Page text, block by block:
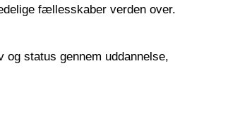
fællesskaber verden over.
status gennem uddannelse,